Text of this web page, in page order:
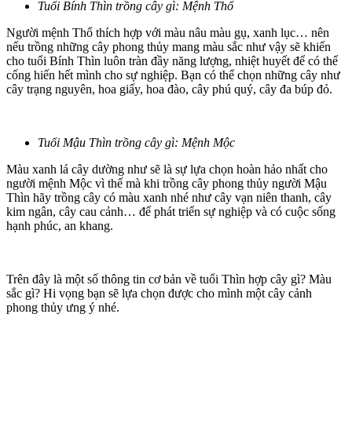
Tuổi Bính Thìn trồng cây gì: Mệnh Thổ
Người mệnh Thổ thích hợp với màu nâu màu gụ, xanh lục… nên
nếu trồng những cây phong thủy mang màu sắc như vậy sẽ khiến
cho tuổi Bính Thìn luôn tràn đầy năng lượng, nhiệt huyết để có thể
cống hiến hết mình cho sự nghiệp. Bạn có thể chọn những cây như
cây trạng nguyên, hoa giấy, hoa đào, cây phú quý, cây đa búp đỏ.
Tuổi Mậu Thìn trồng cây gì: Mệnh Mộc
Màu xanh lá cây dường như sẽ là sự lựa chọn hoàn hảo nhất cho
người mệnh Mộc vì thế mà khi trồng cây phong thủy người Mậu
Thìn hãy trồng cây có màu xanh nhé như cây vạn niên thanh, cây
kim ngân, cây cau cảnh… để phát triển sự nghiệp và có cuộc sống
hạnh phúc, an khang.
Trên đây là một số thông tin cơ bản về tuổi Thìn hợp cây gì? Màu
sắc gì? Hi vọng bạn sẽ lựa chọn được cho mình một cây cảnh
phong thủy ưng ý nhé.